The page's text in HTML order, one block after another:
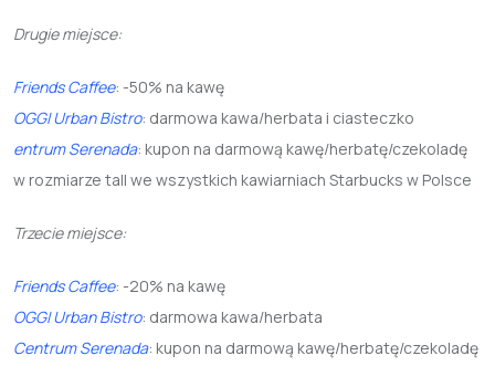
Drugie miejsce:
Friends Caffee: -50% na kawę
OGGI Urban Bistro: darmowa kawa/herbata i ciasteczko
entrum Serenada: kupon na darmową kawę/herbatę/czekoladę
w rozmiarze tall we wszystkich kawiarniach Starbucks w Polsce
Trzecie miejsce:
Friends Caffee: -20% na kawę
OGGI Urban Bistro: darmowa kawa/herbata
Centrum Serenada: kupon na darmową kawę/herbatę/czekoladę